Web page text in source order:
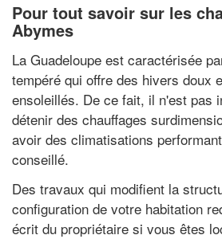
Pour tout savoir sur les
Abymes
La Guadeloupe est caractérisée
tempéré qui offre des hivers doux
ensoleillés. De ce fait, il n'est pas
détenir des chauffages
avoir des climatisations
conseillé.
Des travaux qui modifient la
configuration de votre habitation
écrit du propriétaire si vous êtes